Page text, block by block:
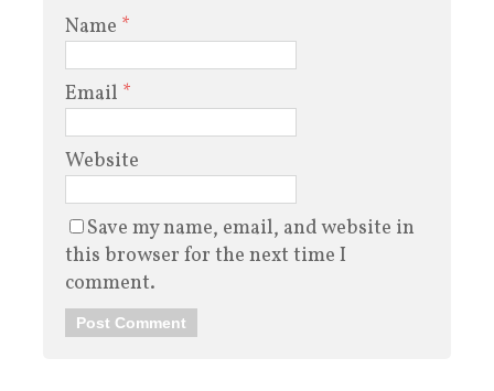
Name *
Email *
Website
Save my name, email, and website in
this browser for the next time I
comment.